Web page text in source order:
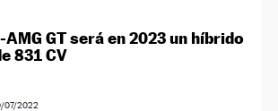
GT será en 2023 un híbrido
831 CV
07/2022